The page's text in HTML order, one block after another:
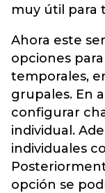
muy útil para
Ahora este
opciones
temporales,
grupales. En
configurar
individual.
individuales
opción se